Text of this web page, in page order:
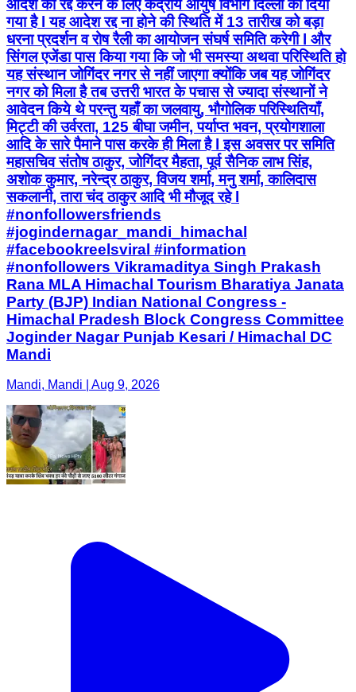
आदेश को रद्द करने के लिए केंद्रीय आयुष विभाग दिल्ली को दिया
गया है l यह आदेश रद्द ना होने की स्थिति में 13 तारीख को बड़ा
धरना प्रदर्शन व रोष रैली का आयोजन संघर्ष समिति करेगी l और
सिंगल एजेंडा पास किया गया कि जो भी समस्या अथवा परिस्थिति हो
यह संस्थान जोगिंदर नगर से नहीं जाएगा क्योंकि जब यह जोगिंदर
नगर को मिला है तब उत्तरी भारत के पचास से ज्यादा संस्थानों ने
आवेदन किये थे परन्तु यहाँ का जलवायु, भौगोलिक परिस्थितियाँ,
मिट्टी की उर्वरता, 125 बीघा जमीन, पर्याप्त भवन, प्रयोगशाला
आदि के सारे पैमाने पास करके ही मिला है l इस अवसर पर समिति
महासचिव संतोष ठाकुर, जोगिंदर मैहता, पूर्व सैनिक लाभ सिंह,
अशोक कुमार, नरेन्द्र ठाकुर, विजय शर्मा, मनु शर्मा, कालिदास
सकलानी, तारा चंद ठाकुर आदि भी मौजूद रहे l
#nonfollowersfriends
#jogindernagar_mandi_himachal
#facebookreelsviral #information
#nonfollowers Vikramaditya Singh Prakash
Rana MLA Himachal Tourism Bharatiya Janata
Party (BJP) Indian National Congress -
Himachal Pradesh Block Congress Committee
Joginder Nagar Punjab Kesari / Himachal DC
Mandi
Mandi, Mandi | Aug 9, 2026